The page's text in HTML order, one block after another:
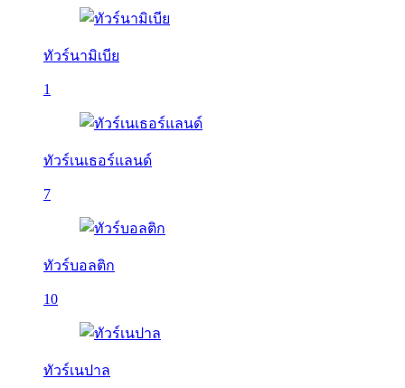
ทัวร์นามิเบีย
1
ทัวร์เนเธอร์แลนด์
7
ทัวร์บอลติก
10
ทัวร์เนปาล